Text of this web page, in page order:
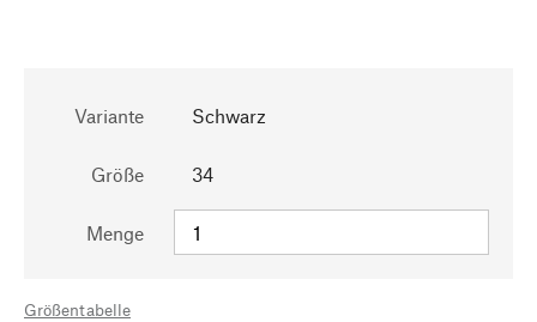
Variante Schwarz
Größe 34
Menge
Größentabelle